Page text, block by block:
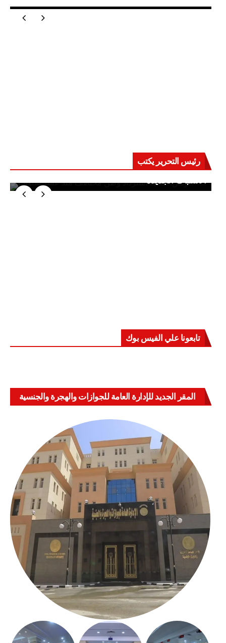
رئيس التحرير يكتب
حرب على العقول.. حادثة دمياط تكشف قواعد
الاشتباك الجديدة
تابعونا علي الفيس بوك
المقر الجديد للإدارة العامة للجوازات والهجرة والجنسية